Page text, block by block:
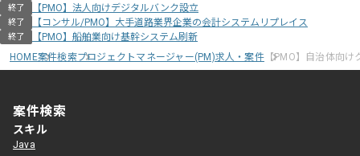
終了 【PMO】法人向けデジタルバンク設立
終了 【コンサル/PMO】大手道路業界企業の会計システムリプレイス
終了
【PMO】船舶業向け基幹システム刷新
HOME案件検索プロジェクトマネージャー(PM)求人・案件【PMO】自治体向け
案件検索
スキル
Java